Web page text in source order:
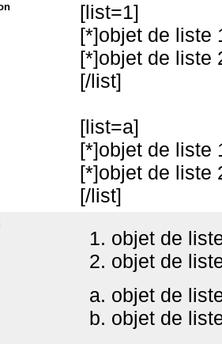
[list=1]
[*]objet de liste
[*]objet de liste
[/list]
[list=a]
[*]objet de liste
[*]objet de liste
[/list]
objet de
objet de
objet de
objet de